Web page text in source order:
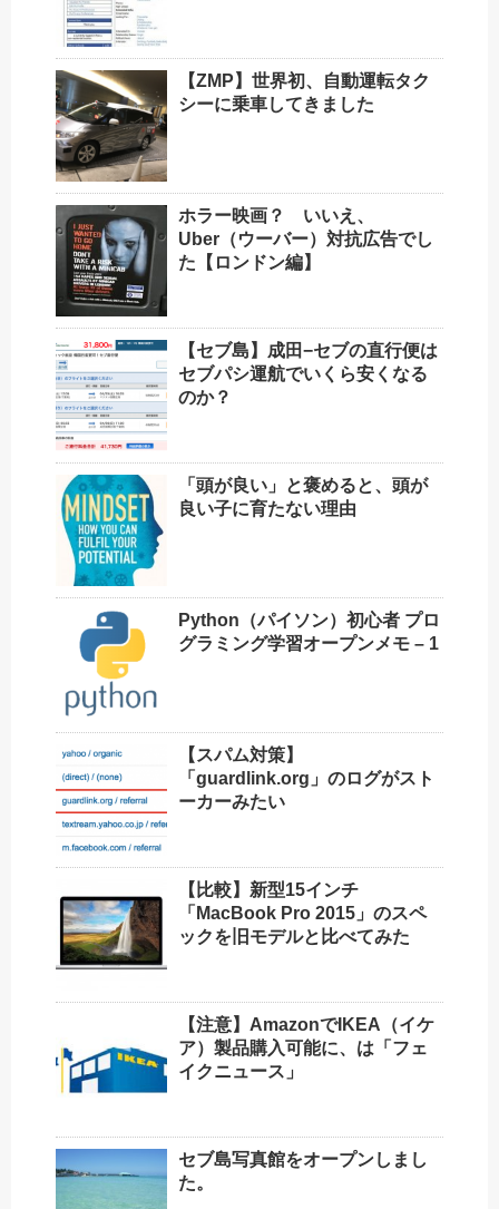
【ZMP】世界初、自動運転タク
シーに乗車してきました
ホラー映画？ いいえ、
Uber（ウーバー）対抗広告でし
た【ロンドン編】
【セブ島】成田−セブの直行便は
セブパシ運航でいくら安くなる
のか？
「頭が良い」と褒めると、頭が
良い子に育たない理由
Python（パイソン）初心者 プロ
グラミング学習オープンメモ – 1
【スパム対策】
「guardlink.org」のログがスト
ーカーみたい
【比較】新型15インチ
「MacBook Pro 2015」のスペ
ックを旧モデルと比べてみた
【注意】AmazonでIKEA（イケ
ア）製品購入可能に、は「フェ
イクニュース」
セブ島写真館をオープンしまし
た。